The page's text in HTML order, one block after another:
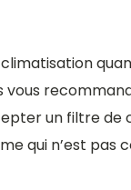
un filtre de
qui n’est pas